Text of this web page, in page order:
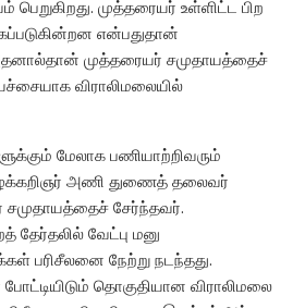
பெறுகிறது. முத்தரையர் உள்ளிட்ட பிற
என்பதுதான்
முத்தரையர் சமுதாயத்தைச்
விராலிமலையில்
மேலாக பணியாற்றிவரும்
அணி துணைத் தலைவர்
சேர்ந்தவர்.
தேர்தலில் வேட்பு மனு
பரிசீலனை நேற்று நடந்தது.
தொகுதியான விராலிமலை